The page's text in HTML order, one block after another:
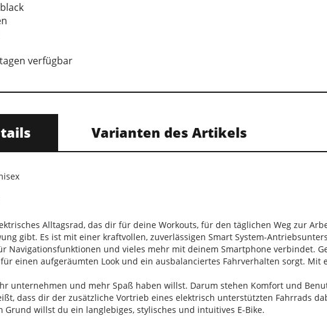
verfügbar
Varianten des Artikels
Alltagsrad, das dir für deine Workouts, für den täglichen Weg zur
gibt. Es ist mit einer kraftvollen, zuverlässigen Smart System-
Navigationsfunktionen und vieles mehr mit deinem Smartphone verbindet.
einen aufgeräumten Look und ein ausbalanciertes Fahrverhalten sorgt. Mit
unternehmen und mehr Spaß haben willst. Darum stehen Komfort und
dass dir der zusätzliche Vortrieb eines elektrisch unterstützten Fahrrads
Grund willst du ein langlebiges, stylisches und intuitives E-Bike.